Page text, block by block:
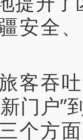
安全
吞吐
门户”
个方